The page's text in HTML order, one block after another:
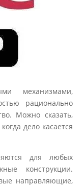
механизмами,
рационально
Можно сказать,
дело касается
для любых
конструкции.
направляющие,